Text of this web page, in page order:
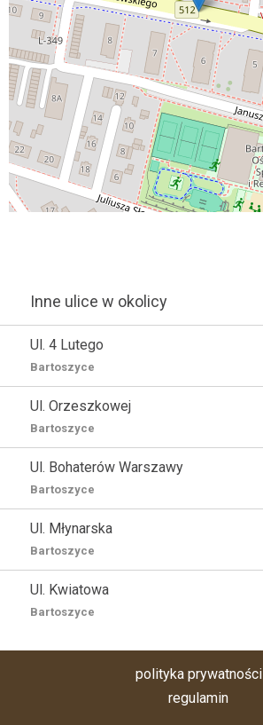
Inne ulice w okolicy
Ul. 4 Lutego
Bartoszyce
Ul. Orzeszkowej
Bartoszyce
Ul. Bohaterów Warszawy
Bartoszyce
Ul. Młynarska
Bartoszyce
Ul. Kwiatowa
Bartoszyce
polityka prywatności
regulamin